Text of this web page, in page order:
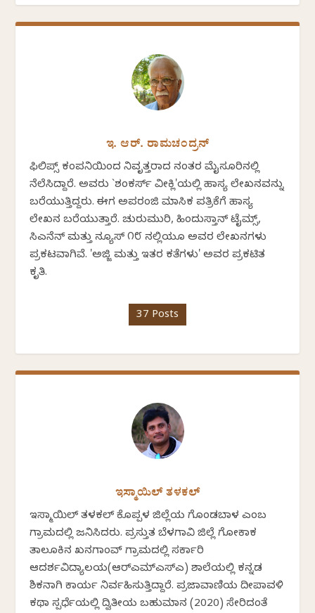
ಇ. ಆರ್. ರಾಮಚಂದ್ರನ್
ಫಿಲಿಪ್ಸ್ ಕಂಪನಿಯಿಂದ ನಿವೃತ್ತರಾದ ನಂತರ ಮೈಸೂರಿನಲ್ಲಿ
ನೆಲೆಸಿದ್ದಾರೆ. ಅವರು `ಶಂಕರ್ಸ್ ವೀಕ್ಲಿ'ಯಲ್ಲಿ ಹಾಸ್ಯ ಲೇಖನವನ್ನು
ಬರೆಯುತ್ತಿದ್ದರು. ಈಗ ಅಪರಂಜಿ ಮಾಸಿಕ ಪತ್ರಿಕೆಗೆ ಹಾಸ್ಯ
ಲೇಖನ ಬರೆಯುತ್ತಾರೆ. ಚುರುಮುರಿ, ಹಿಂದುಸ್ತಾನ್ ಟೈಮ್ಸ್,
ಸಿಎನೆನ್ ಮತ್ತು ನ್ಯೂಸ್ ೧೮ ನಲ್ಲಿಯೂ ಅವರ ಲೇಖನಗಳು
ಪ್ರಕಟವಾಗಿವೆ. 'ಅಜ್ಜಿ ಮತ್ತು ಇತರ ಕತೆಗಳು' ಅವರ ಪ್ರಕಟಿತ
ಕೃತಿ.
37 Posts
ಇಸ್ಮಾಯಿಲ್ ತಳಕಲ್
ಇಸ್ಮಾಯಿಲ್ ತಳಕಲ್ ಕೊಪ್ಪಳ ಜಿಲ್ಲೆಯ ಗೊಂಡಬಾಳ ಎಂಬ
ಗ್ರಾಮದಲ್ಲಿ ಜನಿಸಿದರು. ಪ್ರಸ್ತುತ ಬೆಳಗಾವಿ ಜಿಲ್ಲೆ ಗೋಕಾಕ
ತಾಲೂಕಿನ ಖನಗಾಂವ್ ಗ್ರಾಮದಲ್ಲಿ ಸರ್ಕಾರಿ
ಆದರ್ಶವಿದ್ಯಾಲಯ(ಆರ್‍ಎಮ್‍ಎಸ್‍ಎ) ಶಾಲೆಯಲ್ಲಿ ಕನ್ನಡ
ಶಿಕ್ಷಕನಾಗಿ ಕಾರ್ಯ ನಿರ್ವಹಿಸುತ್ತಿದ್ದಾರೆ. ಪ್ರಜಾವಾಣಿಯ ದೀಪಾವಳಿ
ಕಥಾ ಸ್ಪರ್ಧೆಯಲ್ಲಿ ದ್ವಿತೀಯ ಬಹುಮಾನ (2020) ಸೇರಿದಂತೆ